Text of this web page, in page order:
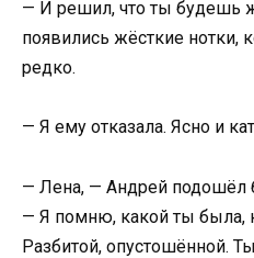
— И решил, что ты будешь
появились жёсткие нотки,
редко.
— Я ему отказала. Ясно и
— Лена, — Андрей подошёл
— Я помню, какой ты была,
Разбитой, опустошённой.